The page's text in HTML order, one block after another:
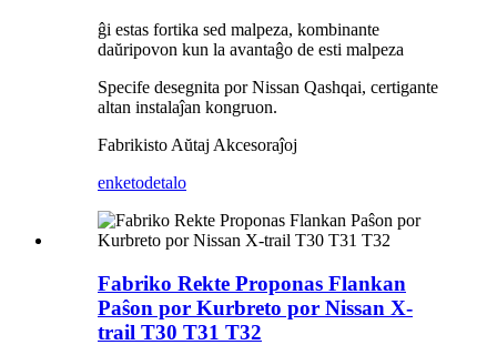
ĝi estas fortika sed malpeza, kombinante
daŭripovon kun la avantaĝo de esti malpeza
Specife desegnita por Nissan Qashqai, certigante
altan instalaĵan kongruon.
Fabrikisto Aŭtaj ​​Akcesoraĵoj
enketodetalo
Fabriko Rekte Proponas Flankan
Paŝon por Kurbreto por Nissan X-
trail T30 T31 T32